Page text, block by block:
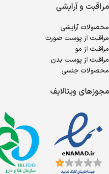
مراقبت و آرایشی
محصولات آرایشی
مراقبت از پوست صورت
مراقبت از مو
مراقبت از پوست بدن
محصولات جنسی
مجوزهای ویتالایف